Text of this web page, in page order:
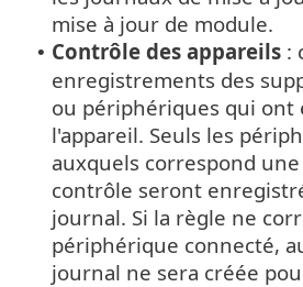
mise à jour de module.
• Contrôle des appareils :
enregistrements des
ou périphériques qui ont
l'appareil. Seuls les
auxquels correspond
contrôle seront
journal. Si la règle ne
périphérique connecté,
journal ne sera créée